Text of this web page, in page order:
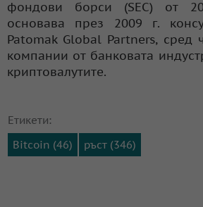
фондови борси (SEC) от
основава през 2009 г.
Patomak Global Partners, сред
компании от банковата
криптовалутите.
Етикети:
Bitcoin (46)
ръст (346)